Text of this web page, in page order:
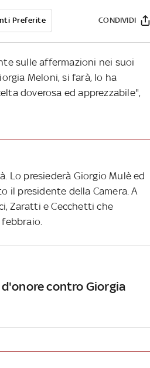
Preferite CONDIVIDI
sulle affermazioni nei suoi
Meloni, si farà, lo ha
doverosa ed apprezzabile",
Lo presiederà Giorgio Mulè ed
il presidente della Camera. A
Zaratti e Cecchetti che
contro Giorgia